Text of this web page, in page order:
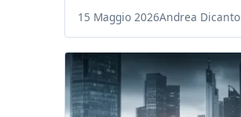
15 Maggio 2026Andrea Dicanto